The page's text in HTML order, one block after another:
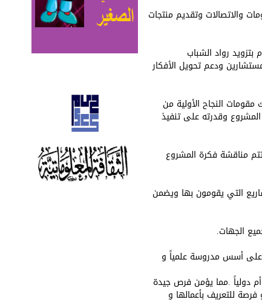
والاتصالات وتقديم منتجات
رواد الشباب
ودعم تحويل الأفكار
النجاح الأولية من
وقدرته على تنفيذ
مناقشة فكرة المشروع
التي يقومون بها ويضمن
الجهات.
على أسس مدروسة علمياً و
دولياً .مما يؤمن فرص جيدة
للتعريف بأعمالها و